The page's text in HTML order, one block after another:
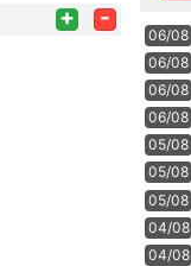
+ -
06/08
06/08
06/08
06/08
05/08
05/08
05/08
04/08
04/08